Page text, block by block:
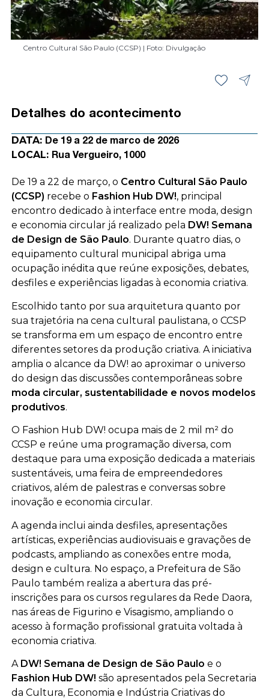
Centro Cultural São Paulo (CCSP) | Foto: Divulgação
Detalhes do acontecimento
DATA: De 19 a 22 de marco de 2026
LOCAL: Rua Vergueiro, 1000
De 19 a 22 de março, o Centro Cultural São Paulo
(CCSP) recebe o Fashion Hub DW!, principal
encontro dedicado à interface entre moda, design
e economia circular já realizado pela DW! Semana
de Design de São Paulo. Durante quatro dias, o
equipamento cultural municipal abriga uma
ocupação inédita que reúne exposições, debates,
desfiles e experiências ligadas à economia criativa.
Escolhido tanto por sua arquitetura quanto por
sua trajetória na cena cultural paulistana, o CCSP
se transforma em um espaço de encontro entre
diferentes setores da produção criativa. A iniciativa
amplia o alcance da DW! ao aproximar o universo
do design das discussões contemporâneas sobre
moda circular, sustentabilidade e novos modelos
produtivos.
O Fashion Hub DW! ocupa mais de 2 mil m² do
CCSP e reúne uma programação diversa, com
destaque para uma exposição dedicada a materiais
sustentáveis, uma feira de empreendedores
criativos, além de palestras e conversas sobre
inovação e economia circular.
A agenda inclui ainda desfiles, apresentações
artísticas, experiências audiovisuais e gravações de
podcasts, ampliando as conexões entre moda,
design e cultura. No espaço, a Prefeitura de São
Paulo também realiza a abertura das pré-
inscrições para os cursos regulares da Rede Daora,
nas áreas de Figurino e Visagismo, ampliando o
acesso à formação profissional gratuita voltada à
economia criativa.
ADW! Semana de Design de São Paulo e o
Fashion Hub DW! são apresentados pela Secretaria
da Cultura, Economia e Indústria Criativas do